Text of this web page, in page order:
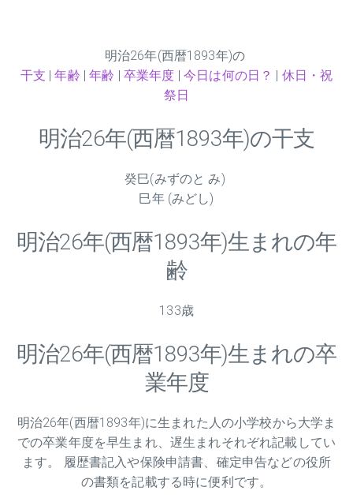
明治26年(西暦1893年)の
干支 |年齢 |年齢 |卒業年度 |今日は何の日？ | 休日・祝
祭日
明治26年(西暦1893年)の干支
癸巳(みずのと み)
巳年 (みどし)
明治26年(西暦1893年)生まれの年
齢
133歳
明治26年(西暦1893年)生まれの卒
業年度
明治26年(西暦1893年)に生まれた人の小学校から大学ま
での卒業年度を早生まれ、遅生まれそれぞれ記載してい
ます。 履歴書記入や保険申請書、確定申告などの役所
の書類を記載する時に便利です。